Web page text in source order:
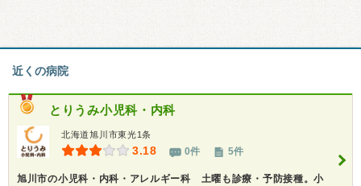
近くの病院
とりうみ小児科・内科
北海道旭川市東光1条
3.18 0件 5件
旭川市の小児科・内科・アレルギー科 土曜も診療・予防接種。小